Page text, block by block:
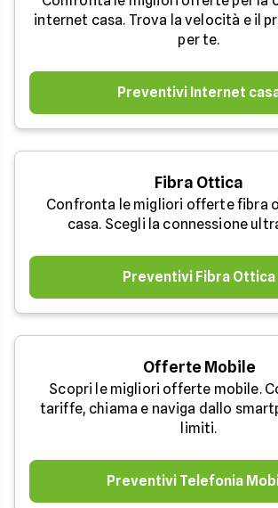
internet casa. Trova la velocità e il
per te.
Preventivi Internet
Fibra Ottica
Confronta le migliori offerte fibra
casa. Scegli la connessione
Preventivi Fibra Ottica
Offerte Mobile
Scopri le migliori offerte mobile.
tariffe, chiama e naviga dallo
limiti.
Preventivi Telefonia